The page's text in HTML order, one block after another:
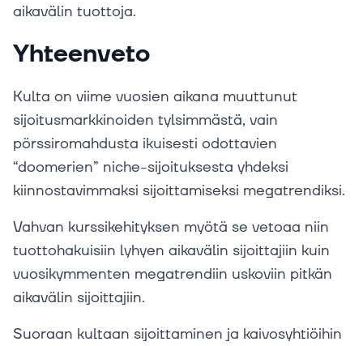
aikavälin tuottoja.
Yhteenveto
Kulta on viime vuosien aikana muuttunut
sijoitusmarkkinoiden tylsimmästä, vain
pörssiromahdusta ikuisesti odottavien
“doomerien” niche-sijoituksesta yhdeksi
kiinnostavimmaksi sijoittamiseksi megatrendiksi.
Vahvan kurssikehityksen myötä se vetoaa niin
tuottohakuisiin lyhyen aikavälin sijoittajiin kuin
vuosikymmenten megatrendiin uskoviin pitkän
aikavälin sijoittajiin.
Suoraan kultaan sijoittaminen ja kaivosyhtiöihin